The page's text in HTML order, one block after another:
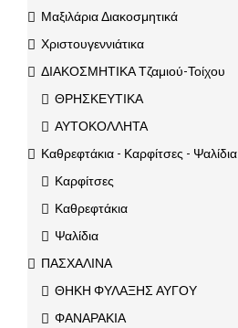
Μαξιλάρια Διακοσμητικά
Χριστουγεννιάτικα
ΔΙΑΚΟΣΜΗΤΙΚΑ Τζαμιού-Τοίχου
ΘΡΗΣΚΕΥΤΙΚΑ
ΑΥΤΟΚΟΛΛΗΤΑ
Καθρεφτάκια - Καρφίτσες - Ψαλίδια
Καρφίτσες
Καθρεφτάκια
Ψαλίδια
ΠΑΣΧΑΛΙΝΑ
ΘΗΚΗ ΦΥΛΑΞΗΣ ΑΥΓΟΥ
ΦΑΝΑΡΑΚΙΑ